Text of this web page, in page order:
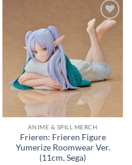
Legg til i
ønskeliste
ANIME & SPILL MERCH
Frieren: Frieren Figure
Yumerize Roomwear Ver.
(11cm, Sega)